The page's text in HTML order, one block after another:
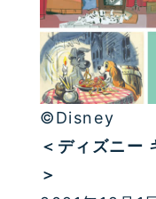
©Disney
＜ ディズニー
＞